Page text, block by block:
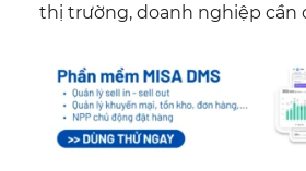
thị trường, doanh nghiệp cần